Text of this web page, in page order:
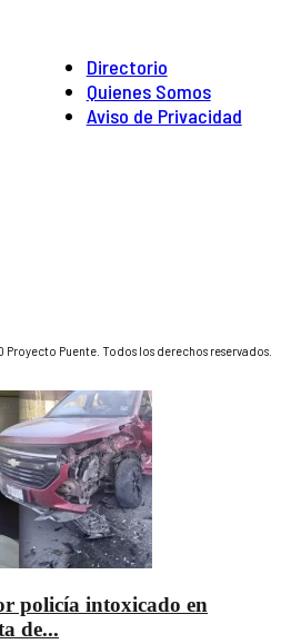
Directorio
Quienes Somos
Aviso de Privacidad
Puente. Todos los derechos reservados.
policía intoxicado en
de...